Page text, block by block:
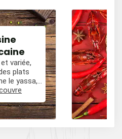
variée,
plats
le yassa,
mafé, et
avec du
du cumin,
piments.